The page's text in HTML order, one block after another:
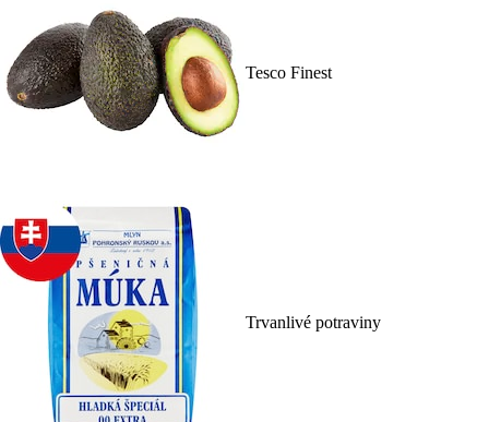
Tesco Finest
Trvanlivé potraviny